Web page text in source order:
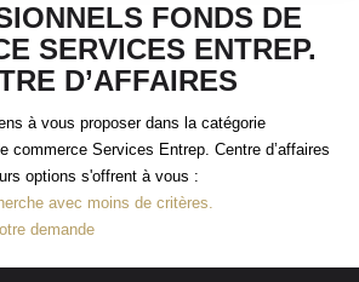
REJOINDRE
L'AGENCE
CONTACT
Surface min
FONDS DE
SERVICES ENTREP.
D’AFFAIRES
à vous proposer dans la catégorie
commerce Services Entrep. Centre d’affaires
options s'offrent à vous :
avec moins de critères.
demande